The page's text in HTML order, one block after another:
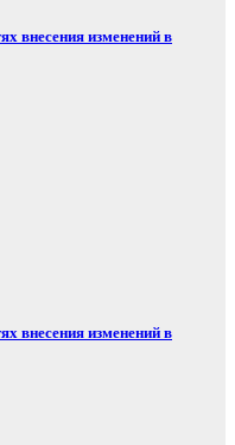
внесения изменений в
внесения изменений в